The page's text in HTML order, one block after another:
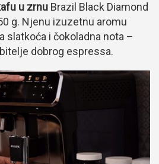
u zrnu Brazil Black Diamond
g. Njenu izuzetnu aromu
slatkoća i čokoladna nota –
dobrog espressa.